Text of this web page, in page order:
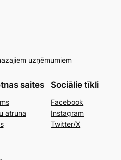
uzņēmumiem
saites
atruna
Sociālie tīkli
Facebook
Instagram
Twitter/X